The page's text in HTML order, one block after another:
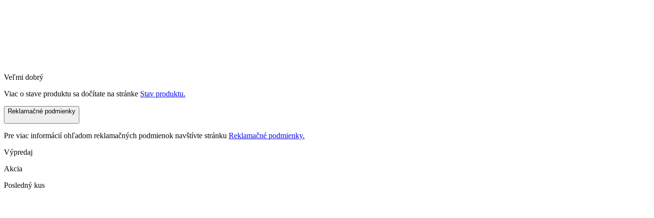
Veľmi dobrý
Viac o stave produktu sa dočítate na stránke Stav produktu.
Reklamačné podmienky
Pre viac informácií ohľadom reklamačných podmienok navštívte stránku Reklamačné podmienky.
Výpredaj
Akcia
Posledný kus